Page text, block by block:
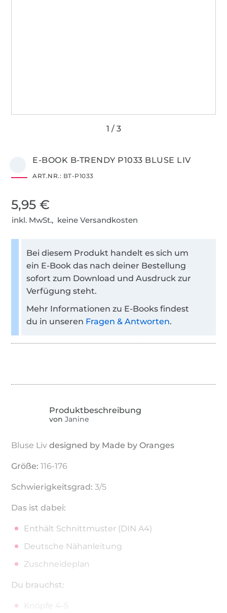
E-BOOK B-TRENDY P1033 BLUSE LIV
ART.NR.: BT-P1033
5,95 €
inkl. MwSt., keine Versandkosten
Bei diesem Produkt handelt es sich um
ein E-Book das nach deiner Bestellung
sofort zum Download und Ausdruck zur
Verfügung steht.
Mehr Informationen zu E-Books findest
du in unseren Fragen & Antworten.
von Janine
Bluse Livdesigned by Made by Oranges
Größe: 116-176
Schwierigkeitsgrad: 3/5
Das ist dabei:
Enthält Schnittmuster (DIN A4)
Deutsche Nähanleitung
Zuschneideplan
Du brauchst:
Knöpfe 4-5